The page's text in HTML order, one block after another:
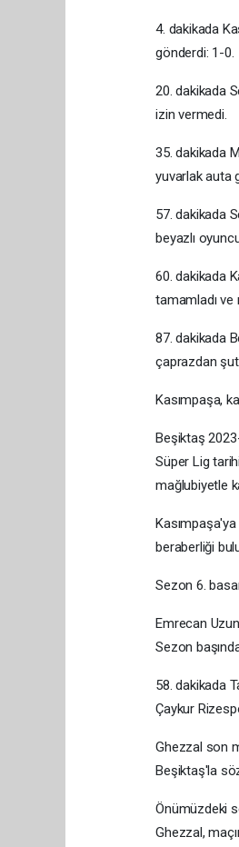
4. dakikada
gönderdi: 1-0.
20. dakikada
izin vermedi.
35. dakikada
yuvarlak auta
57. dakikada
beyazlı
60. dakikada
tamamladı
87. dakikada
çaprazdan
Kasımpaşa,
Beşiktaş
Süper Lig
mağlubiyetle
beraberliği
Sezon 6.
Emrecan
Sezon
58. dakikada
Çaykur
Ghezzal son
Beşiktaş'la
Önümüzdeki
Ghezzal,